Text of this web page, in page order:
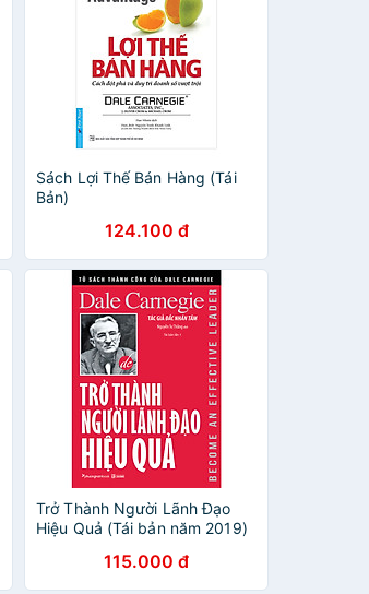
Sách Lợi Thế Bán Hàng (Tái
Bản)
124.100 đ
Trở Thành Người Lãnh Đạo
Hiệu Quả (Tái bản năm 2019)
115.000 đ